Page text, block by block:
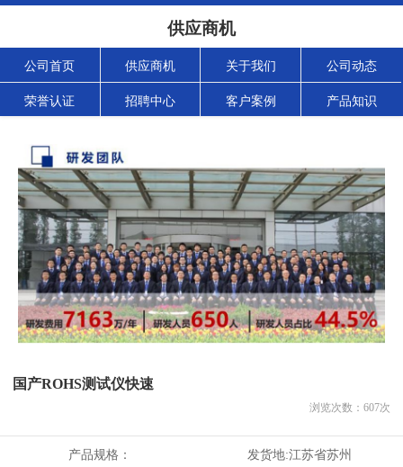
供应商机
公司首页 供应商机 关于我们 公司动态
荣誉认证 招聘中心 客户案例 产品知识
国产ROHS测试仪快速
浏览次数： 607次
产品规格： 发货地:江苏省苏州